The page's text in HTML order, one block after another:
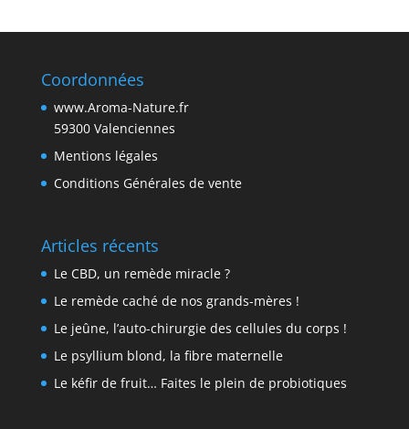
Coordonnées
www.Aroma-Nature.fr
59300 Valenciennes
Mentions légales
Conditions Générales de vente
Articles récents
Le CBD, un remède miracle ?
Le remède caché de nos grands-mères !
Le jeûne, l’auto-chirurgie des cellules du corps !
Le psyllium blond, la fibre maternelle
Le kéfir de fruit… Faites le plein de probiotiques